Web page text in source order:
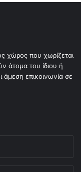
χώρος που χωρίζεται
άτομα του ίδιου ή
άμεση επικοινωνία σε